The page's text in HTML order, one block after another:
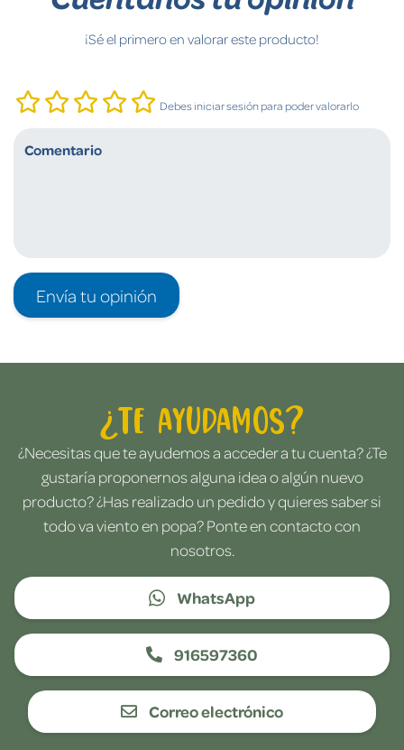
¡Sé el primero en valorar este producto!
Debes iniciar sesión para poder valorarlo
Envía tu opinión
¿Te ayudamos?
¿Necesitas que te ayudemos a acceder a tu cuenta? ¿Te
gustaría proponernos alguna idea o algún nuevo
producto? ¿Has realizado un pedido y quieres saber si
todo va viento en popa? Ponte en contacto con
nosotros.
WhatsApp
916597360
Correo electrónico